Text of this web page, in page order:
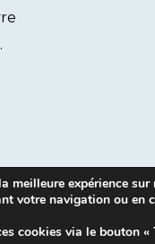
meilleure expérience sur
votre navigation ou en
cookies via le bouton